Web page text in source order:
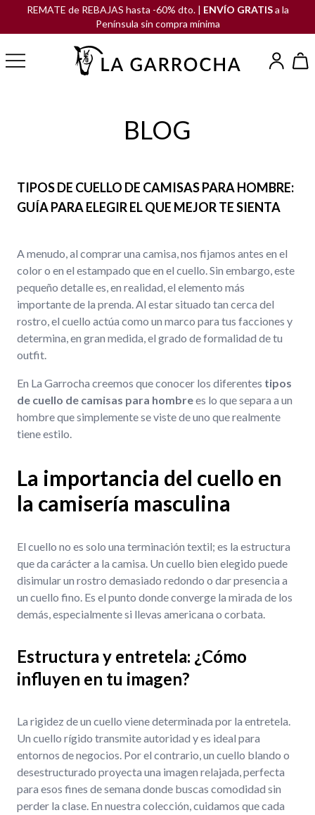
REMATE de REBAJAS hasta -60% dto. | ENVÍO GRATISa la
Península sin compra mínima
BLOG
TIPOS DE CUELLO DE CAMISAS PARA HOMBRE:
GUÍA PARA ELEGIR EL QUE MEJOR TE SIENTA
A menudo, al comprar una camisa, nos fijamos antes en el
color o en el estampado que en el cuello. Sin embargo, este
pequeño detalle es, en realidad, el elemento más
importante de la prenda. Al estar situado tan cerca del
rostro, el cuello actúa como un marco para tus facciones y
determina, en gran medida, el grado de formalidad de tu
outfit.
En La Garrocha creemos que conocer los diferentes tipos
de cuello de camisas para hombrees lo que separa a un
hombre que simplemente se viste de uno que realmente
tiene estilo.
La importancia del cuello en
la camisería masculina
El cuello no es solo una terminación textil; es la estructura
que da carácter a la camisa. Un cuello bien elegido puede
disimular un rostro demasiado redondo o dar presencia a
un cuello fino. Es el punto donde converge la mirada de los
demás, especialmente si llevas americana o corbata.
Estructura y entretela: ¿Cómo
influyen en tu imagen?
La rigidez de un cuello viene determinada por la entretela.
Un cuello rígido transmite autoridad y es ideal para
entornos de negocios. Por el contrario, un cuello blando o
desestructurado proyecta una imagen relajada, perfecta
para esos fines de semana donde buscas comodidad sin
perder la clase. En nuestra colección, cuidamos que cada